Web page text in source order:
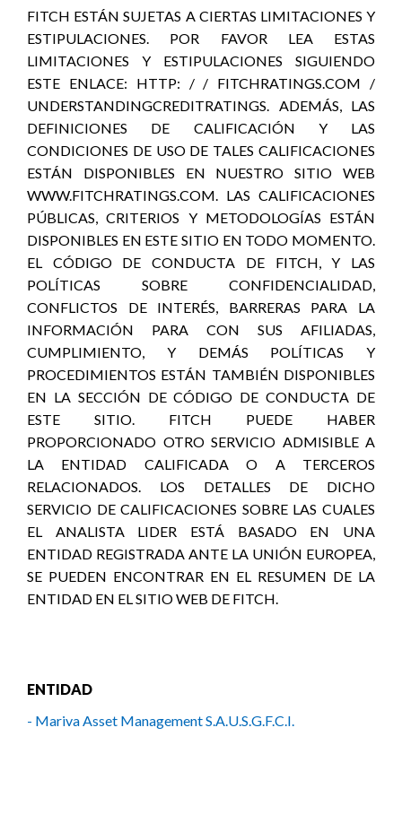
FITCH ESTÁN SUJETAS A CIERTAS LIMITACIONES Y
ESTIPULACIONES. POR FAVOR LEA ESTAS
LIMITACIONES Y ESTIPULACIONES SIGUIENDO
ESTE ENLACE: HTTP: / / FITCHRATINGS.COM /
UNDERSTANDINGCREDITRATINGS. ADEMÁS, LAS
DEFINICIONES DE CALIFICACIÓN Y LAS
CONDICIONES DE USO DE TALES CALIFICACIONES
ESTÁN DISPONIBLES EN NUESTRO SITIO WEB
WWW.FITCHRATINGS.COM. LAS CALIFICACIONES
PÚBLICAS, CRITERIOS Y METODOLOGÍAS ESTÁN
DISPONIBLES EN ESTE SITIO EN TODO MOMENTO.
EL CÓDIGO DE CONDUCTA DE FITCH, Y LAS
POLÍTICAS SOBRE CONFIDENCIALIDAD,
CONFLICTOS DE INTERÉS, BARRERAS PARA LA
INFORMACIÓN PARA CON SUS AFILIADAS,
CUMPLIMIENTO, Y DEMÁS POLÍTICAS Y
PROCEDIMIENTOS ESTÁN TAMBIÉN DISPONIBLES
EN LA SECCIÓN DE CÓDIGO DE CONDUCTA DE
ESTE SITIO. FITCH PUEDE HABER
PROPORCIONADO OTRO SERVICIO ADMISIBLE A
LA ENTIDAD CALIFICADA O A TERCEROS
RELACIONADOS. LOS DETALLES DE DICHO
SERVICIO DE CALIFICACIONES SOBRE LAS CUALES
EL ANALISTA LIDER ESTÁ BASADO EN UNA
ENTIDAD REGISTRADA ANTE LA UNIÓN EUROPEA,
SE PUEDEN ENCONTRAR EN EL RESUMEN DE LA
ENTIDAD EN EL SITIO WEB DE FITCH.
ENTIDAD
- Mariva Asset Management S.A.U.S.G.F.C.I.